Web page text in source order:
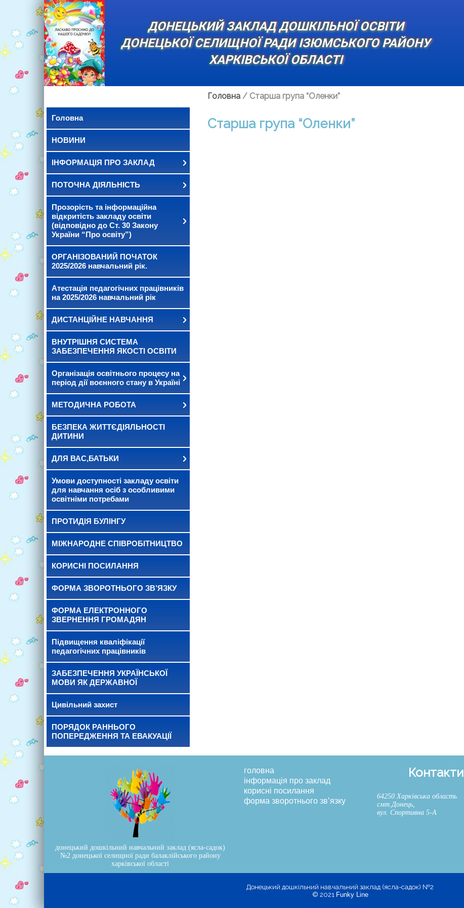
ДОНЕЦЬКИЙ ЗАКЛАД ДОШКІЛЬНОЇ ОСВІТИ
ДОНЕЦЬКОЇ СЕЛИЩНОЇ РАДИ ІЗЮМСЬКОГО РАЙОНУ
ХАРКІВСЬКОЇ ОБЛАСТІ
Головна / Старша група “Оленки”
Головна
НОВИНИ
ІНФОРМАЦІЯ ПРО ЗАКЛАД
ПОТОЧНА ДІЯЛЬНІСТЬ
Прозорість та інформаційна
відкритість закладу освіти
(відповідно до Ст. 30 Закону
України “Про освіту”)
ОРГАНІЗОВАНИЙ ПОЧАТОК
2025/2026 навчальний рік.
Атестація педагогічних працівників
на 2025/2026 навчальний рік
ДИСТАНЦІЙНЕ НАВЧАННЯ
ВНУТРІШНЯ СИСТЕМА
ЗАБЕЗПЕЧЕННЯ ЯКОСТІ ОСВІТИ
Організація освітнього процесу на
період дії воєнного стану в Україні
МЕТОДИЧНА РОБОТА
БЕЗПЕКА ЖИТТЄДІЯЛЬНОСТІ
ДИТИНИ
ДЛЯ ВАС,БАТЬКИ
Умови доступності закладу освіти
для навчання осіб з особливими
освітніми потребами
ПРОТИДІЯ БУЛІНГУ
МІЖНАРОДНЕ СПІВРОБІТНИЦТВО
КОРИСНІ ПОСИЛАННЯ
ФОРМА ЗВОРОТНЬОГО ЗВ’ЯЗКУ
ФОРМА ЕЛЕКТРОННОГО
ЗВЕРНЕННЯ ГРОМАДЯН
Підвищення кваліфікації
педагогічних працівників
ЗАБЕЗПЕЧЕННЯ УКРАЇНСЬКОЇ
МОВИ ЯК ДЕРЖАВНОЇ
Цивільний захист
ПОРЯДОК РАННЬОГО
ПОПЕРЕДЖЕННЯ ТА ЕВАКУАЦІЇ
Старша група “Оленки”
донецький дошкільний навчальний заклад (ясла-садок)
№2 донецької селищної ради балаклійського району
харківської області
головна
інформація про заклад
корисні посилання
форма зворотнього зв’язку
Контакти
64250 Харківська область
смт.Донець,
вул. Спортивна 5-А
Донецький дошкільний навчальний заклад (ясла-садок) №2
© 2021 Funky Line